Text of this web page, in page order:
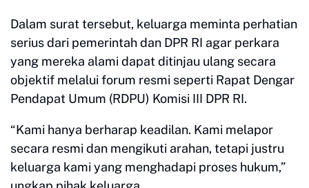
Dalam surat tersebut, keluarga meminta perhatian
serius dari pemerintah dan DPR RI agar perkara
yang mereka alami dapat ditinjau ulang secara
objektif melalui forum resmi seperti Rapat Dengar
Pendapat Umum (RDPU) Komisi III DPR RI.
“Kami hanya berharap keadilan. Kami melapor
secara resmi dan mengikuti arahan, tetapi justru
keluarga kami yang menghadapi proses hukum,”